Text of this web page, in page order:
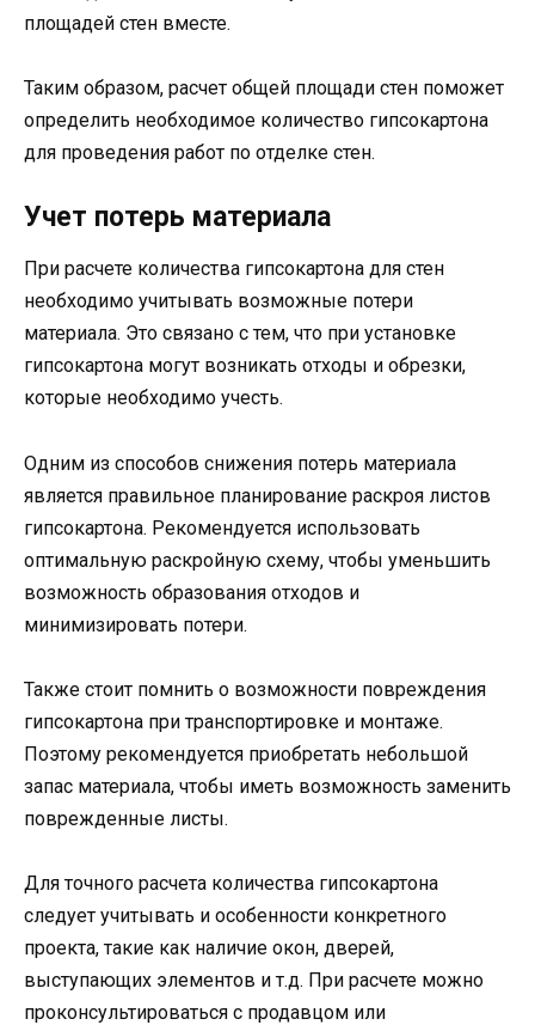
площадей стен вместе.
Таким образом, расчет общей площади стен поможет
определить необходимое количество гипсокартона
для проведения работ по отделке стен.
Учет потерь материала
При расчете количества гипсокартона для стен
необходимо учитывать возможные потери
материала. Это связано с тем, что при установке
гипсокартона могут возникать отходы и обрезки,
которые необходимо учесть.
Одним из способов снижения потерь материала
является правильное планирование раскроя листов
гипсокартона. Рекомендуется использовать
оптимальную раскройную схему, чтобы уменьшить
возможность образования отходов и
минимизировать потери.
Также стоит помнить о возможности повреждения
гипсокартона при транспортировке и монтаже.
Поэтому рекомендуется приобретать небольшой
запас материала, чтобы иметь возможность заменить
поврежденные листы.
Для точного расчета количества гипсокартона
следует учитывать и особенности конкретного
проекта, такие как наличие окон, дверей,
выступающих элементов и т.д. При расчете можно
проконсультироваться с продавцом или